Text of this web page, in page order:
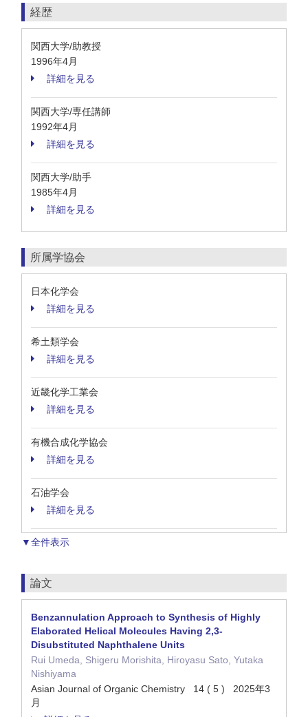
経歴
関西大学/助教授
1996年4月
詳細を見る
関西大学/専任講師
1992年4月
詳細を見る
関西大学/助手
1985年4月
詳細を見る
所属学協会
日本化学会
詳細を見る
希土類学会
詳細を見る
近畿化学工業会
詳細を見る
有機合成化学協会
詳細を見る
石油学会
詳細を見る
▼全件表示
論文
Benzannulation Approach to Synthesis of Highly
Elaborated Helical Molecules Having 2,3‐
Disubstituted Naphthalene Units
Rui Umeda, Shigeru Morishita, Hiroyasu Sato, Yutaka
Nishiyama
Asian Journal of Organic Chemistry 14 ( 5 ) 2025年3
月